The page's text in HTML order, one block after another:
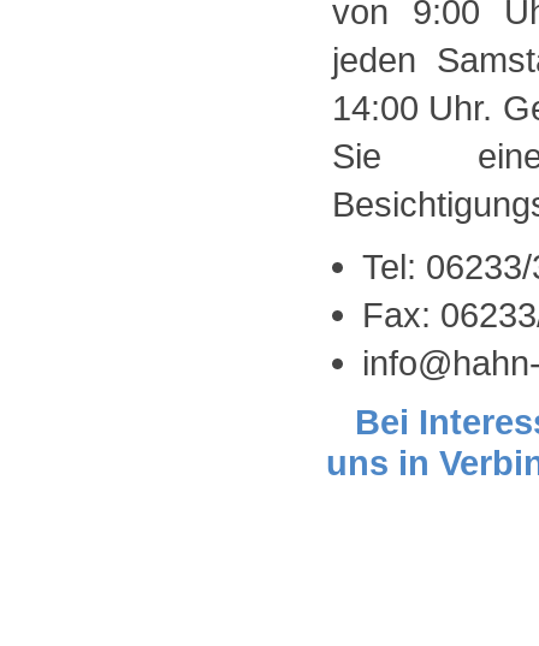
von 9:00
jeden
14:00 Uhr.
Sie
Tel:
Fax:
Bei
uns in